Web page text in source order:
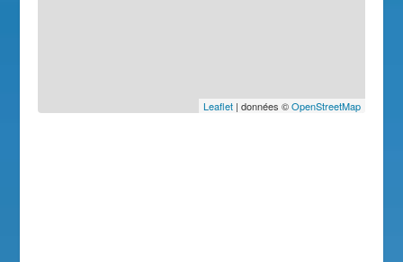
Leaflet| données ©OpenStreetMap